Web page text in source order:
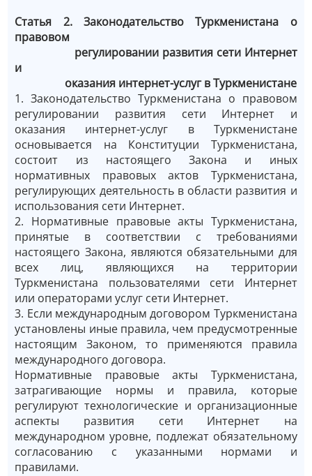
Статья 2. Законодательство Туркменистана о
правовом
регулировании развития сети Интернет
и
оказания интернет-услуг в Туркменистане
1. Законодательство Туркменистана о правовом
регулировании развития сети Интернет и
оказания интернет-услуг в Туркменистане
основывается на Конституции Туркменистана,
состоит из настоящего Закона и иных
нормативных правовых актов Туркменистана,
регулирующих деятельность в области развития и
использования сети Интернет.
2. Нормативные правовые акты Туркменистана,
принятые в соответствии с требованиями
настоящего Закона, являются обязательными для
всех лиц, являющихся на территории
Туркменистана пользователями сети Интернет
или операторами услуг сети Интернет.
3. Если международным договором Туркменистана
установлены иные правила, чем предусмотренные
настоящим Законом, то применяются правила
международного договора.
Нормативные правовые акты Туркменистана,
затрагивающие нормы и правила, которые
регулируют технологические и организационные
аспекты развития сети Интернет на
международном уровне, подлежат обязательному
согласованию с указанными нормами и
правилами.